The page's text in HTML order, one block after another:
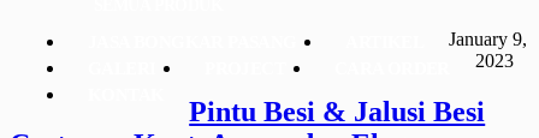
January 9,
2023
Pintu Besi & Jalusi Besi